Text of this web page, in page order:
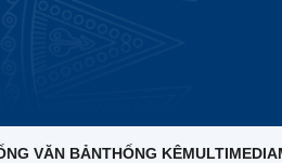
VĂN BẢNTHỐNG KÊMULTIMEDIA